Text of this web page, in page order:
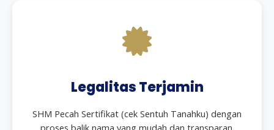
Legalitas Terjamin
SHM Pecah Sertifikat (cek Sentuh Tanahku) dengan